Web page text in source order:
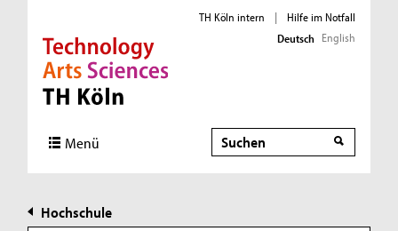
Direkt zur Hauptnavigation
Direkt zur Subnavigation
Direkt zum Inhalt
Direkt zum Fußbereich
TH Köln intern |
Hilfe im Notfall
Deutsch English
Menü Suche
Hochschule